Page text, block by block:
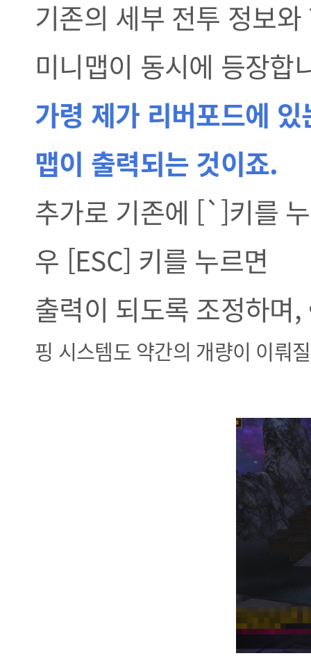
기존의 세부 전투 정보
미니맵이 동시에 등장합
가령 제가 리버포드에
맵이 출력되는 것이죠.
추가로 기존에 [`]키를
우 [ESC] 키를 누르면
출력이 되도록 조정하며,
핑 시스템도 약간의 개량이 이뤄질